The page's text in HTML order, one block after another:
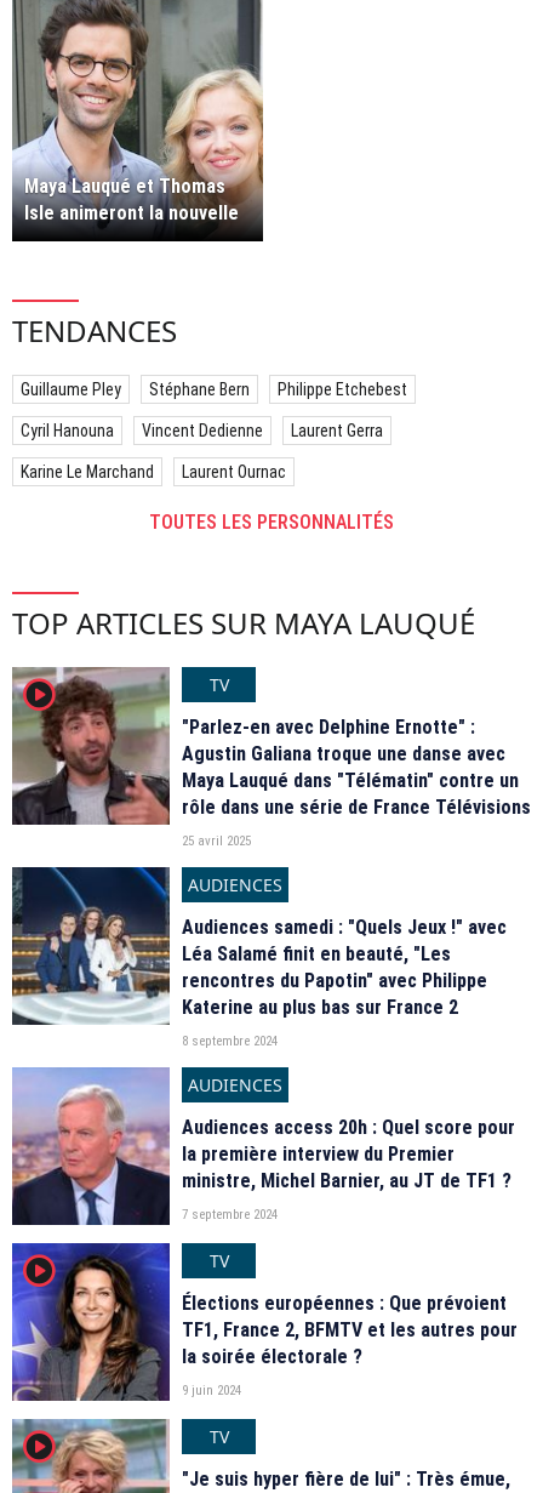
Maya Lauqué et Thomas
Isle animeront la nouvelle
quotidienne conso de
TENDANCES
Guillaume Pley Stéphane Bern Philippe Etchebest
Cyril Hanouna Vincent Dedienne Laurent Gerra
Karine Le Marchand Laurent Ournac
TOUTES LES PERSONNALITÉS
TOP ARTICLES SUR MAYA LAUQUÉ
player2
TV
"Parlez-en avec Delphine Ernotte" :
Agustin Galiana troque une danse avec
Maya Lauqué dans "Télématin" contre un
rôle dans une série de France Télévisions
25 avril 2025
AUDIENCES
Audiences samedi : "Quels Jeux !" avec
Léa Salamé finit en beauté, "Les
rencontres du Papotin" avec Philippe
Katerine au plus bas sur France 2
8 septembre 2024
AUDIENCES
Audiences access 20h : Quel score pour
la première interview du Premier
ministre, Michel Barnier, au JT de TF1 ?
7 septembre 2024
player2
TV
Élections européennes : Que prévoient
TF1, France 2, BFMTV et les autres pour
la soirée électorale ?
9 juin 2024
player2
TV
"Je suis hyper fière de lui" : Très émue,